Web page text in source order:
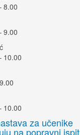
za učenike
na popravni ispit